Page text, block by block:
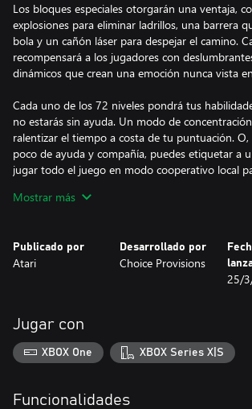
Los bloques especiales otorgarán una ventaja,
explosiones para eliminar ladrillos, una barrera
bola y un cañón láser para despejar el camino.
recompensará a los jugadores con
dinámicos que crean una emoción nunca vista
Cada uno de los 72 niveles pondrá tus
no estarás sin ayuda. Un modo de
ralentizar el tiempo a costa de tu puntuación. O,
poco de ayuda y compañía, puedes etiquetar a
jugar todo el juego en modo cooperativo local
- 72 niveles que pondrán a prueba tus
ladrillos.
- Modo infinito desbloqueable con clasificación
con un amigo.
- Efectos visuales y sonoros que aumentan con
Mostrar más
Publicado por
Atari
Desarrollado por
Choice Provisions
25/
Jugar con
XBOX One XBOX Series X|S
Funcionalidades